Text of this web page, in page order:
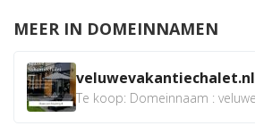
MEER IN DOMEINNAMEN
veluwevakantiechalet.nl